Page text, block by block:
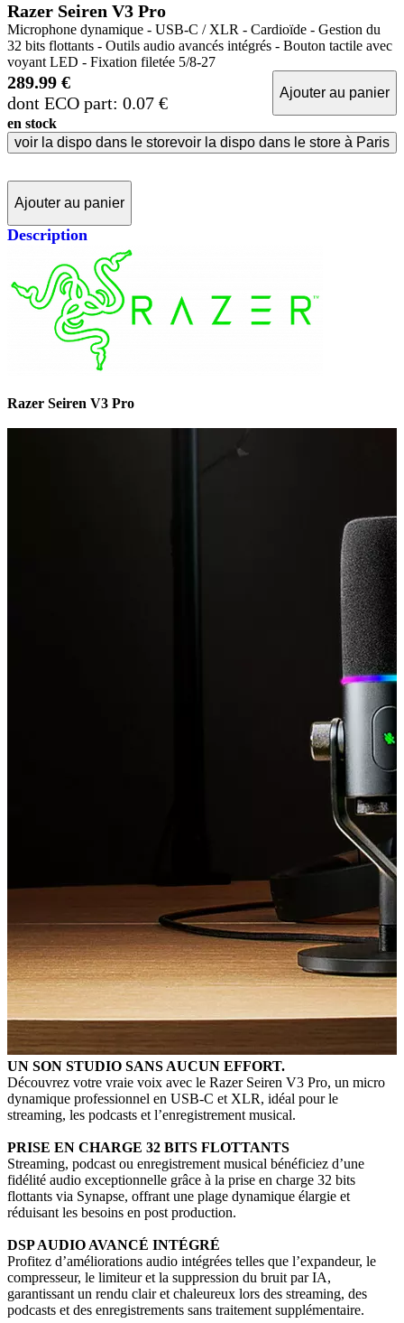
Razer Seiren V3 Pro
Microphone dynamique - USB-C / XLR - Cardioïde - Gestion du
32 bits flottants - Outils audio avancés intégrés - Bouton tactile avec
voyant LED - Fixation filetée 5/8-27
289.99 €
dont ECO part: 0.07 €
Ajouter au panier
en stock
voir la dispo dans le storevoir la dispo dans le store à Paris
Ajouter au panier
Description
Razer Seiren V3 Pro
UN SON STUDIO SANS AUCUN EFFORT.
Découvrez votre vraie voix avec le Razer Seiren V3 Pro, un micro
dynamique professionnel en USB-C et XLR, idéal pour le
streaming, les podcasts et l’enregistrement musical.
PRISE EN CHARGE 32 BITS FLOTTANTS
Streaming, podcast ou enregistrement musical bénéficiez d’une
fidélité audio exceptionnelle grâce à la prise en charge 32 bits
flottants via Synapse, offrant une plage dynamique élargie et
réduisant les besoins en post production.
DSP AUDIO AVANCÉ INTÉGRÉ
Profitez d’améliorations audio intégrées telles que l’expandeur, le
compresseur, le limiteur et la suppression du bruit par IA,
garantissant un rendu clair et chaleureux lors des streaming, des
podcasts et des enregistrements sans traitement supplémentaire.